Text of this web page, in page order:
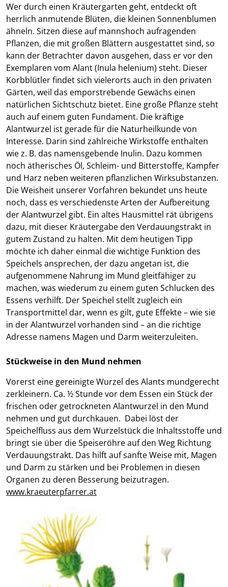
Wer durch einen Kräutergarten geht, entdeckt oft
herrlich anmutende Blüten, die kleinen Sonnenblumen
ähneln. Sitzen diese auf mannshoch aufragenden
Pflanzen, die mit großen Blättern ausgestattet sind, so
kann der Betrachter davon ausgehen, dass er vor den
Exemplaren vom Alant (Inula helenium) steht. Dieser
Korbblütler findet sich vielerorts auch in den privaten
Gärten, weil das emporstrebende Gewächs einen
natürlichen Sichtschutz bietet. Eine große Pflanze steht
auch auf einem guten Fundament. Die kräftige
Alantwurzel ist gerade für die Naturheilkunde von
Interesse. Darin sind zahlreiche Wirkstoffe enthalten
wie z. B. das namensgebende Inulin. Dazu kommen
noch ätherisches Öl, Schleim- und Bitterstoffe, Kampfer
und Harz neben weiteren pflanzlichen Wirksubstanzen.
Die Weisheit unserer Vorfahren bekundet uns heute
noch, dass es verschiedenste Arten der Aufbereitung
der Alantwurzel gibt. Ein altes Hausmittel rät übrigens
dazu, mit dieser Kräutergabe den Verdauungstrakt in
gutem Zustand zu halten. Mit dem heutigen Tipp
möchte ich daher einmal die wichtige Funktion des
Speichels ansprechen, der dazu angetan ist, die
aufgenommene Nahrung im Mund gleitfähiger zu
machen, was wiederum zu einem guten Schlucken des
Essens verhilft. Der Speichel stellt zugleich ein
Transportmittel dar, wenn es gilt, gute Effekte – wie sie
in der Alantwurzel vorhanden sind – an die richtige
Adresse namens Magen und Darm weiterzuleiten.
Stückweise in den Mund nehmen
Vorerst eine gereinigte Wurzel des Alants mundgerecht
zerkleinern. Ca. ½ Stunde vor dem Essen ein Stück der
frischen oder getrockneten Alantwurzel in den Mund
nehmen und gut durchkauen. Dabei löst der
Speichelfluss aus dem Wurzelstück die Inhaltsstoffe und
bringt sie über die Speiseröhre auf den Weg Richtung
Verdauungstrakt. Das hilft auf sanfte Weise mit, Magen
und Darm zu stärken und bei Problemen in diesen
Organen zu deren Besserung beizutragen.
www.kraeuterpfarrer.at